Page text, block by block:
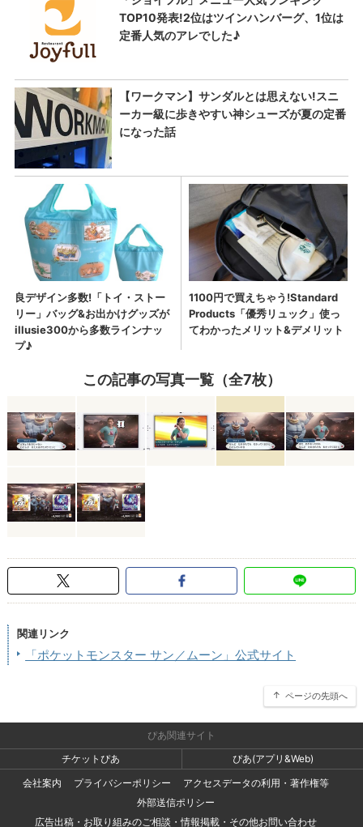
この記事の写真一覧（全7枚）
関連リンク
「ポケットモンスター サン／ムーン」公式サイト
ページの先頭へ
ぴあ関連サイト
チケットぴあ
ぴあ(アプリ&Web)
会社案内
プライバシーポリシー
アクセスデータの利用・著作権等
外部送信ポリシー
広告出稿・お取り組みのご相談・情報掲載・その他お問い合わせ